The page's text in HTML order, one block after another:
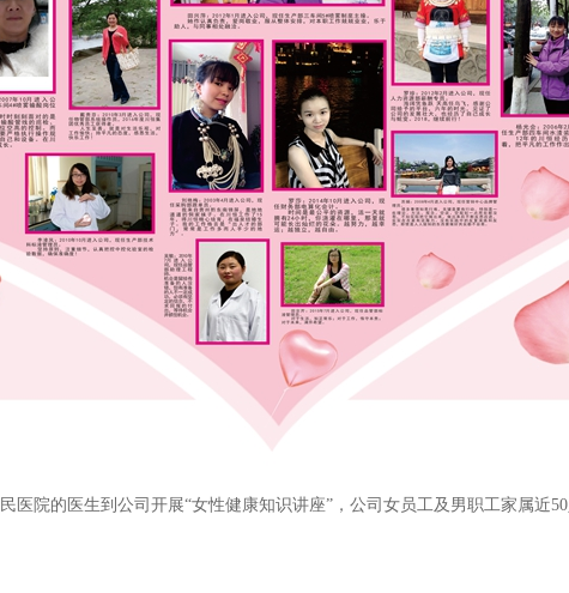
医院的医生到公司开展“女性健康知识讲座”，公司女员工及男职工家属近50